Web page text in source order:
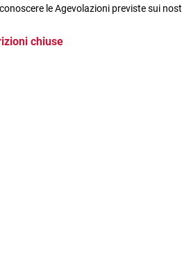
le Agevolazioni previste sui
chiuse